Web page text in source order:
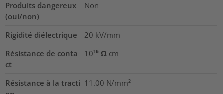
Produits dangereux
(oui/non)
Non
Rigidité diélectrique 20 kV/mm
Résistance de conta
ct
10¹⁶ Ω cm
Résistance à la tracti 11.00 N/mm²